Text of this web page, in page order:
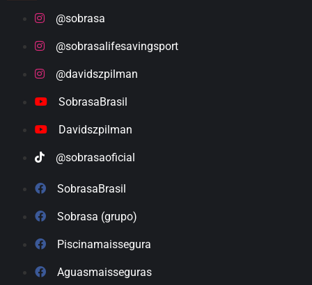
@sobrasa
@sobrasalifesavingsport
@davidszpilman
SobrasaBrasil
Davidszpilman
@sobrasaoficial
SobrasaBrasil
Sobrasa (grupo)
Piscinamaissegura
Aguasmaisseguras